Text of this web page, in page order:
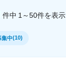
件中 1～50件を表示
集中(10)